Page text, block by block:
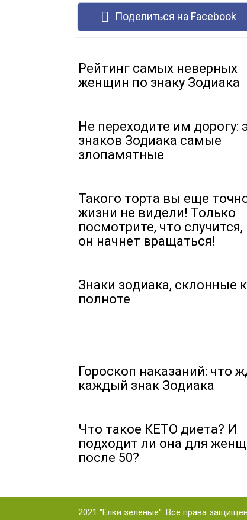
Поделиться на Facebook
Рейтинг самых неверных
женщин по знаку Зодиака
Не переходите им дорогу:
знаков Зодиака самые
злопамятные
Такого торта вы еще
жизни не видели! Только
посмотрите, что случится,
он начнет вращаться!
Знаки зодиака, склонные к
полноте
Гороскоп наказаний: что
каждый знак Зодиака
Что такое КЕТО диета? И
подходит ли она для
после 50?
2021 "Ёлки зелёные". Все права